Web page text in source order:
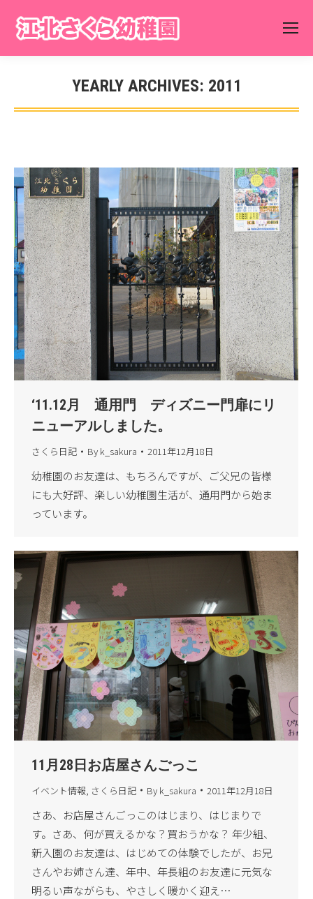
YEARLY ARCHIVES: 2011
You are here:
‘11.12月 通用門 ディズニー門扉にリ
ニューアルしました。
さくら日記 By k_sakura 2011年12月18日
幼稚園のお友達は、もちろんですが、ご父兄の皆様
にも大好評、楽しい幼稚園生活が、通用門から始ま
っています。
11月28日お店屋さんごっこ
イベント情報 さくら日記 By k_sakura 2011年12月18日
さあ、お店屋さんごっこのはじまり、はじまりで
す。さあ、何が買えるかな？買おうかな？ 年少組、
新入園のお友達は、はじめての体験でしたが、お兄
さんやお姉さん達、年中、年長組のお友達に元気な
明るい声ながらも、やさしく暖かく迎え…